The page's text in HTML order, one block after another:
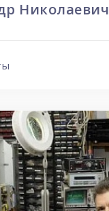
Николаевич